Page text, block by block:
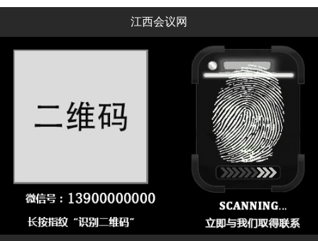
江西会议网